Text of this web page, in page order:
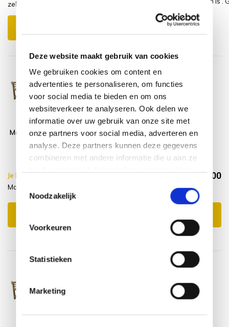
Deze website maakt gebruik van cookies
We gebruiken cookies om content en
advertenties te personaliseren, om functies
voor social media te bieden en om ons
websiteverkeer te analyseren. Ook delen we
informatie over uw gebruik van onze site met
onze partners voor social media, adverteren en
analyse. Deze partners kunnen deze gegevens
combineren met andere informatie die u aan ze
Noodzakelijk
Voorkeuren
Statistieken
Marketing
zeker een aanrader!
Schrijf je eigen review
Marlboro tuinbank
195 cm teak
Montagelevering
- Extra gemak &
Je bespaart €10.00,- €724,00 €714,00
Marlboro + Service levering